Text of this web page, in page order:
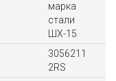
марка
стали
ШХ-15
3056211
2RS